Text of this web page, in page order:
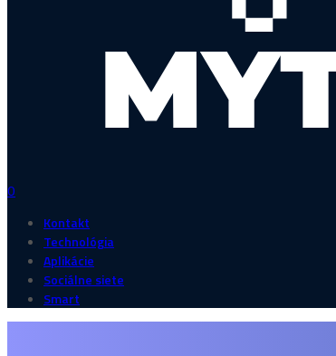
0
Kontakt
Technológia
Aplikácie
Sociálne siete
Smart